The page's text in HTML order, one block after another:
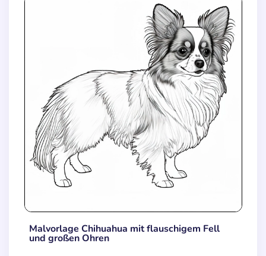
Malvorlage Chihuahua mit flauschigem Fell
und großen Ohren